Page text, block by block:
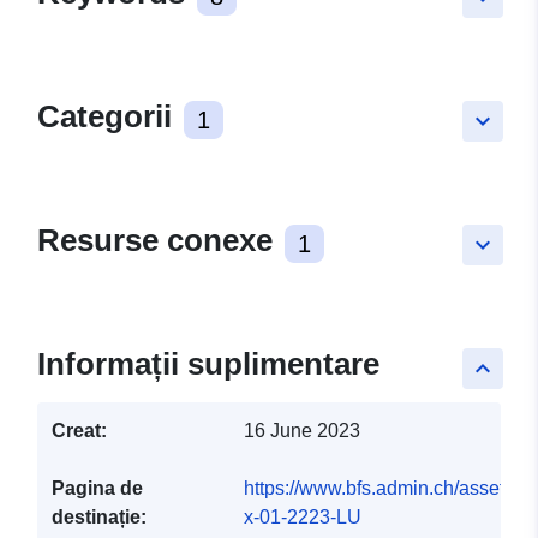
keyboard_arrow_down
Categorii 1
keyboard_arrow_down
Resurse conexe 1
keyboard_arrow_up
Informații suplimentare
Creat: 16 June 2023
Pagina de
destinație:
https://www.bfs.admin.ch/asset/
x-01-2223-LU